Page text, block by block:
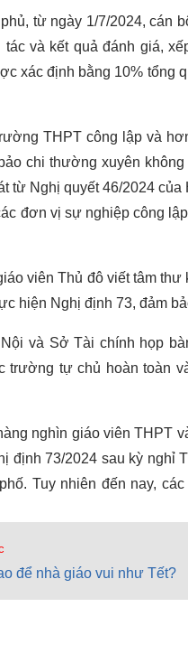
từ ngày 1/7/2024, cán
và kết quả đánh giá,
xác định bằng 10% tổng
THPT công lập và
chi thường xuyên
từ Nghị quyết 46/2024
đơn vị sự nghiệp công
viên Thủ đô viết tâm
hiện Nghị định 73, đảm
và Sở Tài chính họp
trường tự chủ hoàn toàn
nghìn giáo viên THPT
định 73/2024 sau kỳ nghỉ
Tuy nhiên đến nay,
để nhà giáo vui như Tết?